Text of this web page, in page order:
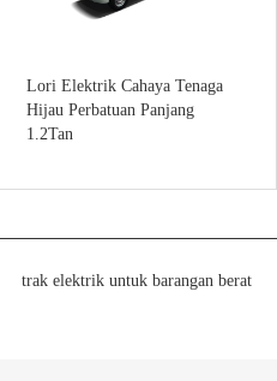
Lori Elektrik Cahaya Tenaga
Hijau Perbatuan Panjang
1.2Tan
trak elektrik untuk barangan berat